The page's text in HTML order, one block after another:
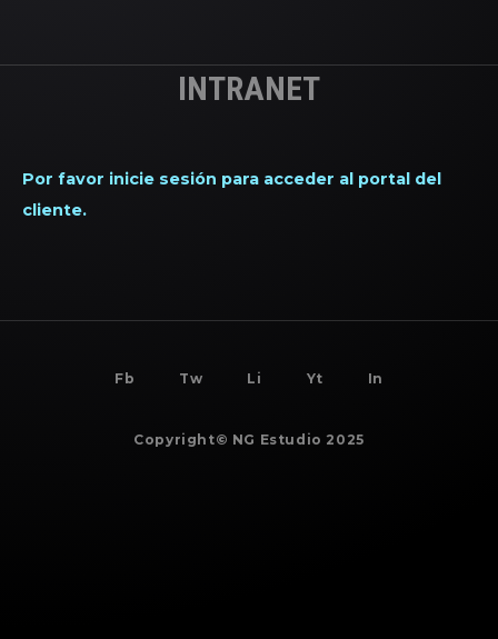
INTRANET
Por favor inicie sesión para acceder al portal del
cliente.
Fb Tw Li Yt In
Copyright© NG Estudio 2025